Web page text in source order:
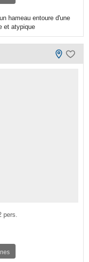
hameau entoure d'une
et atypique
pers.